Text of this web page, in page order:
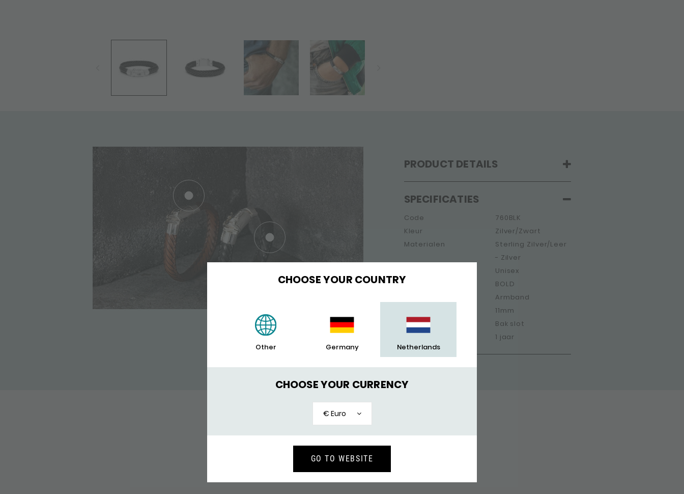
CHOOSE YOUR COUNTRY
Other Germany Netherlands
CHOOSE YOUR CURRENCY
€ Euro
GO TO WEBSITE
PRODUCT DETAILS
SPECIFICATIES
Code
760BLK
Kleur
Zilver/Zwart
Materialen
Sterling Zilver/Leer
- Zilver
Unisex
BOLD
Armband
11mm
Sluiting
Bak slot
1 jaar
VAAK SAMEN GEKOCHT